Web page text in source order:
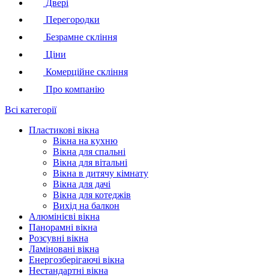
Двері
Перегородки
Безрамне скління
Ціни
Комерційне скління
Про компанію
Всі категорії
Пластикові вікна
Вікна на кухню
Вікна для спальні
Вікна для вітальні
Вікна в дитячу кімнату
Вікна для дачі
Вікна для котеджів
Вихід на балкон
Алюмінієві вікна
Панорамні вікна
Розсувні вікна
Ламіновані вікна
Енергозберігаючі вікна
Нестандартні вікна